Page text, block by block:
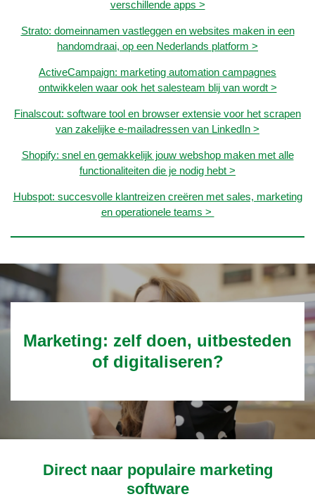
verschillende apps >
Strato: domeinnamen vastleggen en websites maken in een
handomdraai, op een Nederlands platform >
ActiveCampaign: marketing automation campagnes
ontwikkelen waar ook het salesteam blij van wordt >
Finalscout: software tool en browser extensie voor het scrapen
van zakelijke e-mailadressen van LinkedIn >
Shopify: snel en gemakkelijk jouw webshop maken met alle
functionaliteiten die je nodig hebt >
Hubspot: succesvolle klantreizen creëren met sales, marketing
en operationele teams >
Marketing: zelf doen, uitbesteden
of digitaliseren?
Direct naar populaire marketing
software